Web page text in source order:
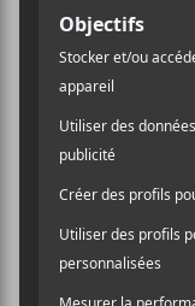
https://evenko.ca/
enements/
/mtelus/09-21-2024